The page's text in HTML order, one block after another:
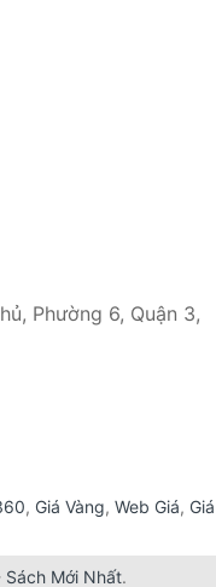
Phường 6, Quận 3,
, Giá Vàng, Web Giá, Giá
Sách Mới Nhất.